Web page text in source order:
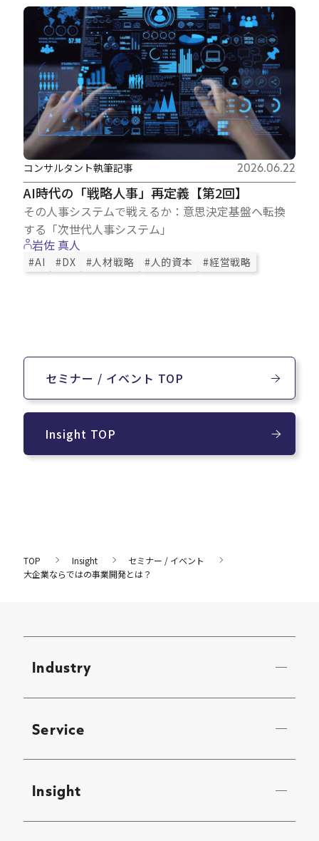
AI時代の「戦略人事」再定義【第2回】
その人事システムで戦えるか：意思決定基盤へ転換
する「次世代人事システム」
コンサルタント執筆記事 2026.06.22
岩佐 真人
#AI #DX #人材戦略 #人的資本 #経営戦略
セミナー / イベント TOP
Insight TOP
TOP Insight
セミナー / イベント
大企業ならではの事業開発とは？
Industry
Service
Insight